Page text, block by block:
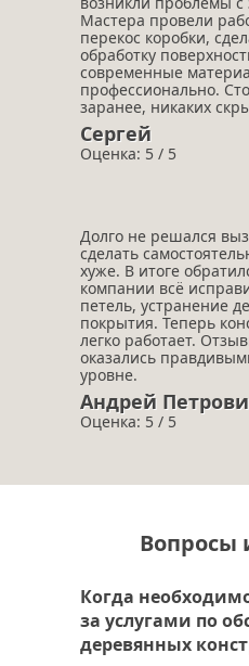
Мастера провели
перекос коробки,
обработку
современные
профессионально.
заранее, никаких
Сергей
Оценка: 5 / 5
Долго не решался
сделать
хуже. В итоге
компании всё
петель, устранение
покрытия. Теперь
легко работает.
оказались
уровне.
Андрей
Оценка: 5 / 5
Вопросы
Когда
за услугами по
деревянных